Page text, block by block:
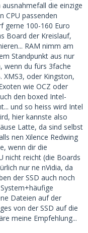
die einzige
CPU passenden
gerne 100-160 Euro
Board der Kreislauf,
RAM nimm am
Standpunkt aus nur
wenn du fürs 3fache
XMS3, oder Kingston,
wie OCZ oder
den boxed Intel-
und so heiss wird Intel
hier kannste also
Latte, da sind selbst
nen Xilence Redwing
wenn dir die
nicht reicht (die Boards
nur ne nVidia, da
der SSD auch noch
Dateien auf der
von der SSD auf die
meine Empfehlung...